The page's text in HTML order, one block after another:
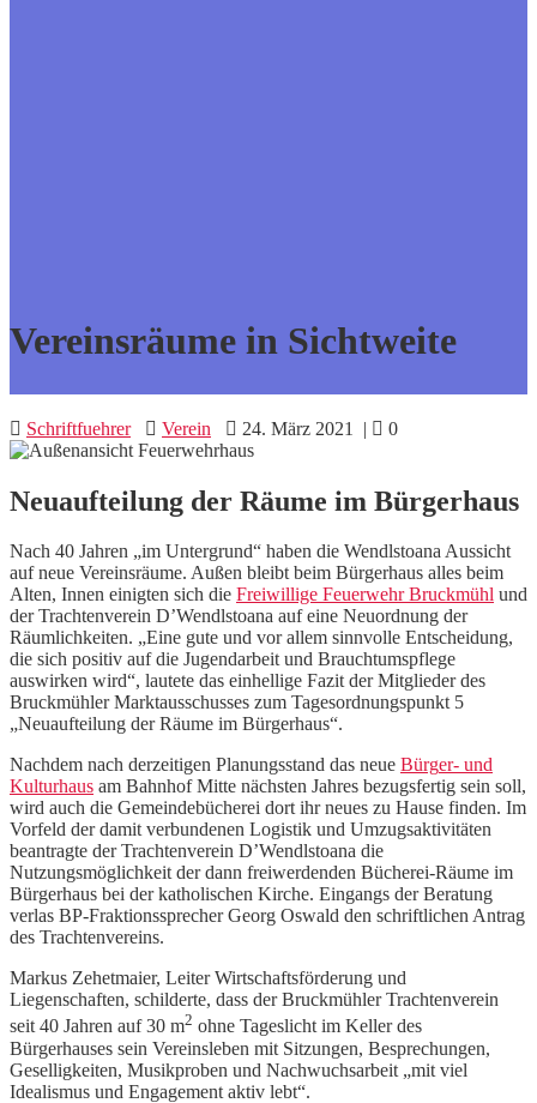
Vereinsräume in Sichtweite
Schriftfuehrer Verein 24. März 2021 | 0
Neuaufteilung der Räume im Bürgerhaus
Nach 40 Jahren „im Untergrund“ haben die Wendlstoana Aussicht
auf neue Vereinsräume. Außen bleibt beim Bürgerhaus alles beim
Alten, Innen einigten sich die Freiwillige Feuerwehr Bruckmühl und
der Trachtenverein D’Wendlstoana auf eine Neuordnung der
Räumlichkeiten. „Eine gute und vor allem sinnvolle Entscheidung,
die sich positiv auf die Jugendarbeit und Brauchtumspflege
auswirken wird“, lautete das einhellige Fazit der Mitglieder des
Bruckmühler Marktausschusses zum Tagesordnungspunkt 5
„Neuaufteilung der Räume im Bürgerhaus“.
Nachdem nach derzeitigen Planungsstand das neue Bürger- und
Kulturhaus am Bahnhof Mitte nächsten Jahres bezugsfertig sein soll,
wird auch die Gemeindebücherei dort ihr neues zu Hause finden. Im
Vorfeld der damit verbundenen Logistik und Umzugsaktivitäten
beantragte der Trachtenverein D’Wendlstoana die
Nutzungsmöglichkeit der dann freiwerdenden Bücherei-Räume im
Bürgerhaus bei der katholischen Kirche. Eingangs der Beratung
verlas BP-Fraktionssprecher Georg Oswald den schriftlichen Antrag
des Trachtenvereins.
Markus Zehetmaier, Leiter Wirtschaftsförderung und
Liegenschaften, schilderte, dass der Bruckmühler Trachtenverein
seit 40 Jahren auf 30 m2 ohne Tageslicht im Keller des
Bürgerhauses sein Vereinsleben mit Sitzungen, Besprechungen,
Geselligkeiten, Musikproben und Nachwuchsarbeit „mit viel
Idealismus und Engagement aktiv lebt“.